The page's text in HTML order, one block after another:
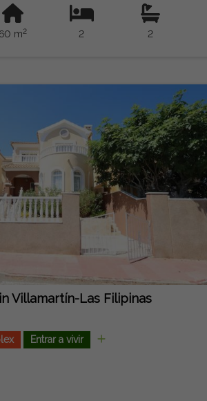
60 m2 2 2
Villamartín-Las Filipinas
Entrar a vivir